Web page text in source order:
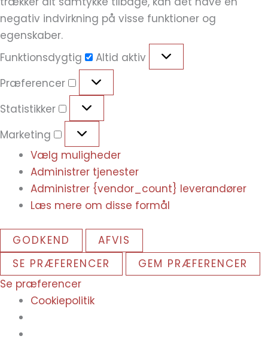
negativ indvirkning på visse funktioner og
egenskaber.
Funktionsdygtig
Altid aktiv
Præferencer
Statistikker
Marketing
Vælg muligheder
Administrer tjenester
Administrer {vendor_count} leverandører
Læs mere om disse formål
GODKEND
AFVIS
SE PRÆFERENCER
GEM PRÆFERENCER
Se præferencer
Cookiepolitik